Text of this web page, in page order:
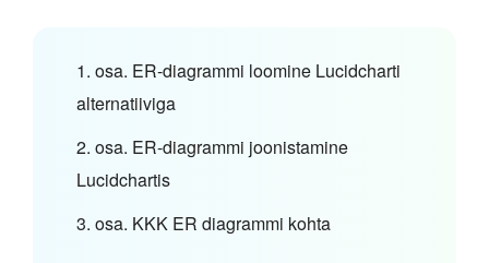
1. osa. ER-diagrammi loomine Lucidcharti
alternatiiviga
2. osa. ER-diagrammi joonistamine
Lucidchartis
3. osa. KKK ER diagrammi kohta